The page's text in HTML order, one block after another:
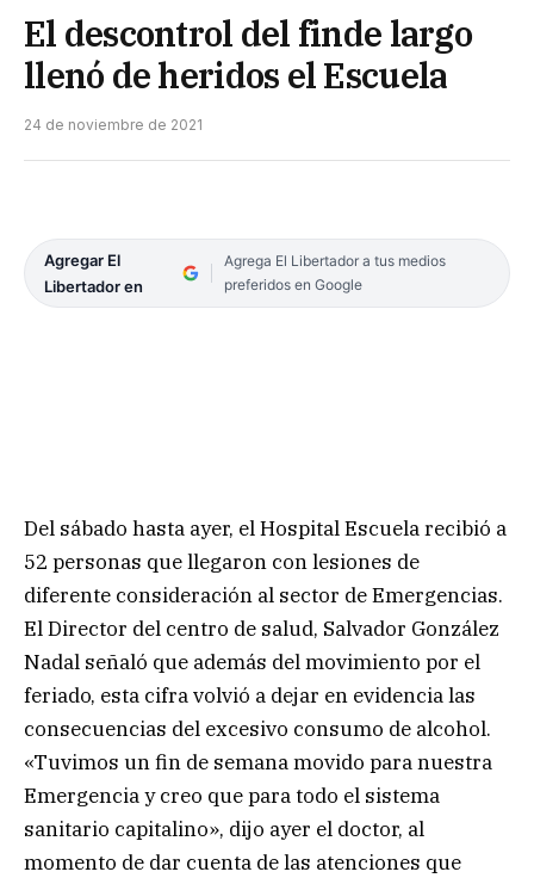
El descontrol del finde largo
llenó de heridos el Escuela
24 de noviembre de 2021
Agregar El
Libertador en
Agrega El Libertador a tus medios
preferidos en Google
Del sábado hasta ayer, el Hospital Escuela recibió a
52 personas que llegaron con lesiones de
diferente consideración al sector de Emergencias.
El Director del centro de salud, Salvador González
Nadal señaló que además del movimiento por el
feriado, esta cifra volvió a dejar en evidencia las
consecuencias del excesivo consumo de alcohol.
«Tuvimos un fin de semana movido para nuestra
Emergencia y creo que para todo el sistema
sanitario capitalino», dijo ayer el doctor, al
momento de dar cuenta de las atenciones que